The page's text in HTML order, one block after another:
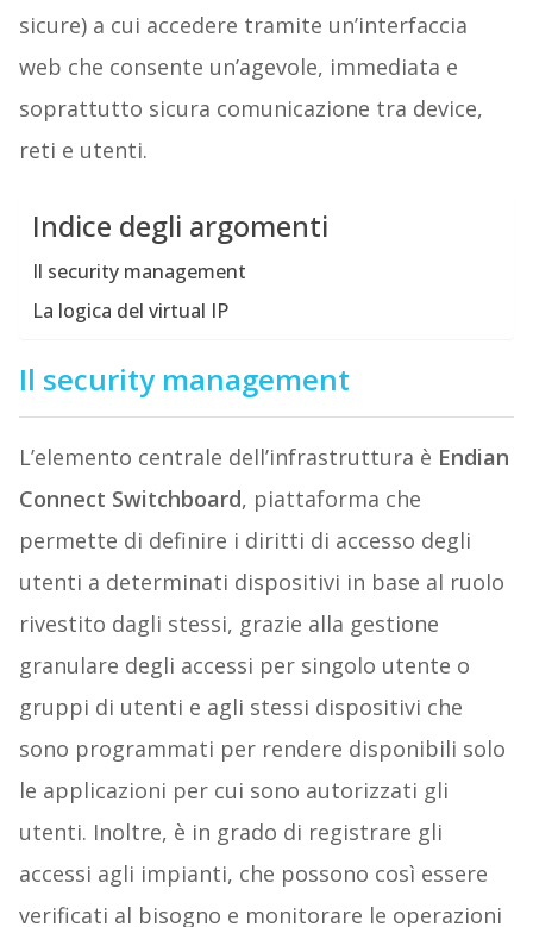
sicure) a cui accedere tramite un’interfaccia
web che consente un’agevole, immediata e
soprattutto sicura comunicazione tra device,
reti e utenti.
Indice degli argomenti
Il security management
La logica del virtual IP
Il security management
L’elemento centrale dell’infrastruttura è Endian
Connect Switchboard, piattaforma che
permette di definire i diritti di accesso degli
utenti a determinati dispositivi in base al ruolo
rivestito dagli stessi, grazie alla gestione
granulare degli accessi per singolo utente o
gruppi di utenti e agli stessi dispositivi che
sono programmati per rendere disponibili solo
le applicazioni per cui sono autorizzati gli
utenti. Inoltre, è in grado di registrare gli
accessi agli impianti, che possono così essere
verificati al bisogno e monitorare le operazioni